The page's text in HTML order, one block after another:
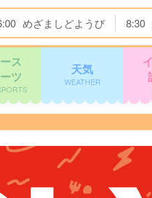
めざましどようび 8:30
ス
ツ
天気
WEATHER